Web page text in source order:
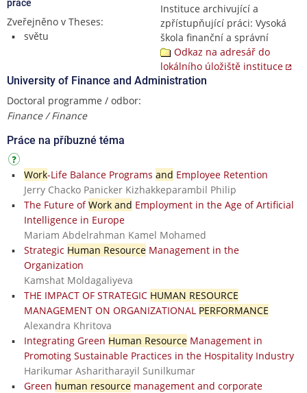
práce
Zveřejněno v Theses:
světu
Instituce archivující a
zpřístupňující práci: Vysoká
škola finanční a správní
Odkaz na adresář do
lokálního úložiště instituce
University of Finance and Administration
Doctoral programme / odbor:
Finance / Finance
Práce na příbuzné téma
Work-Life Balance Programs and Employee Retention
Jerry Chacko Panicker Kizhakkeparambil Philip
The Future ofWork and Employment in the Age of Artificial
Intelligence in Europe
Mariam Abdelrahman Kamel Mohamed
Strategic Human ResourceManagement in the
Organization
Kamshat Moldagaliyeva
THE IMPACT OF STRATEGIC HUMAN RESOURCE
MANAGEMENT ON ORGANIZATIONAL PERFORMANCE
Alexandra Khritova
Integrating Green Human ResourceManagement in
Promoting Sustainable Practices in the Hospitality Industry
Harikumar Asharitharayil Sunilkumar
Green human resourcemanagement and corporate